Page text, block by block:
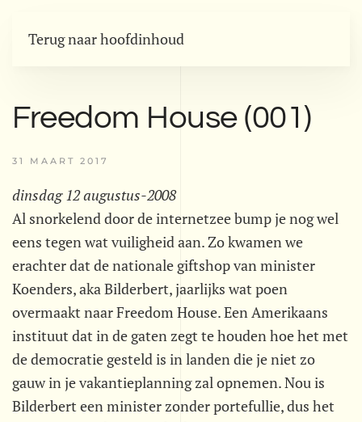
Terug naar hoofdinhoud
Freedom House (001)
31 MAART 2017
dinsdag 12 augustus-2008
Al snorkelend door de internetzee bump je nog wel
eens tegen wat vuiligheid aan. Zo kwamen we
erachter dat de nationale giftshop van minister
Koenders, aka Bilderbert, jaarlijks wat poen
overmaakt naar Freedom House. Een Amerikaans
instituut dat in de gaten zegt te houden hoe het met
de democratie gesteld is in landen die je niet zo
gauw in je vakantieplanning zal opnemen. Nou is
Bilderbert een minister zonder portefullie, dus het